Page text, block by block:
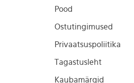
Pood
Ostutingimused
Privaatsuspoliitika
Tagastusleht
Kaubamärgid